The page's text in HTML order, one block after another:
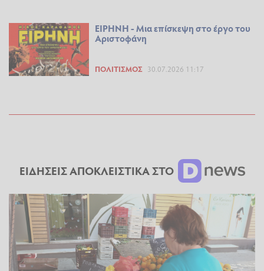
ΕΙΡΗΝΗ - Μια επίσκεψη στο έργο του
Αριστοφάνη
ΠΟΛΙΤΙΣΜΌΣ 30.07.2026 11:17
ΕΙΔΗΣΕΙΣ ΑΠΟΚΛΕΙΣΤΙΚΑ ΣΤΟ